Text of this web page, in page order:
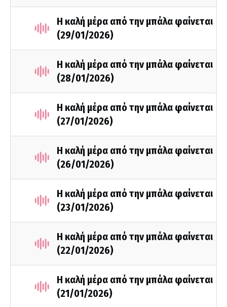
Η καλή μέρα από την μπάλα φαίνεται
(29/01/2026)
Η καλή μέρα από την μπάλα φαίνεται
(28/01/2026)
Η καλή μέρα από την μπάλα φαίνεται
(27/01/2026)
Η καλή μέρα από την μπάλα φαίνεται
(26/01/2026)
Η καλή μέρα από την μπάλα φαίνεται
(23/01/2026)
Η καλή μέρα από την μπάλα φαίνεται
(22/01/2026)
Η καλή μέρα από την μπάλα φαίνεται
(21/01/2026)